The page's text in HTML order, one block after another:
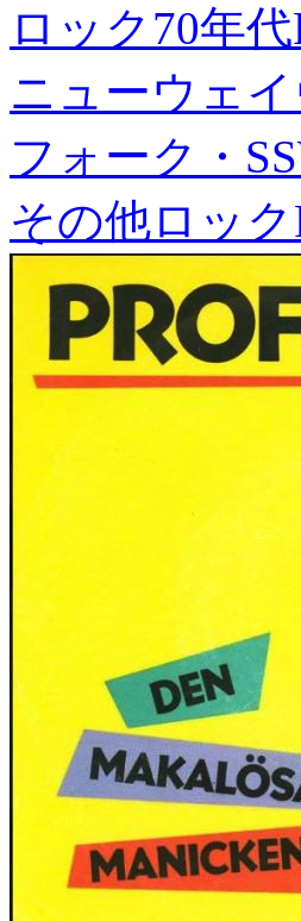
ロック70年代
ニューウェ
フォーク・
その他ロック